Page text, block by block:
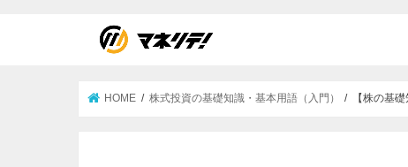
HOME 株式投資の基礎知識・基本用語（入門） 【株の基